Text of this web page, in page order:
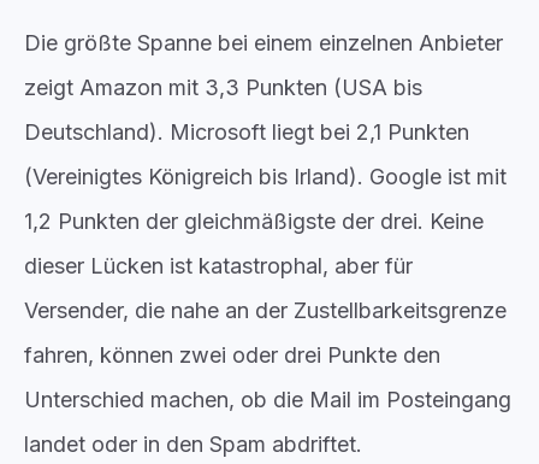
Die größte Spanne bei einem einzelnen Anbieter
zeigt Amazon mit 3,3 Punkten (USA bis
Deutschland). Microsoft liegt bei 2,1 Punkten
(Vereinigtes Königreich bis Irland). Google ist mit
1,2 Punkten der gleichmäßigste der drei. Keine
dieser Lücken ist katastrophal, aber für
Versender, die nahe an der Zustellbarkeitsgrenze
fahren, können zwei oder drei Punkte den
Unterschied machen, ob die Mail im Posteingang
landet oder in den Spam abdriftet.